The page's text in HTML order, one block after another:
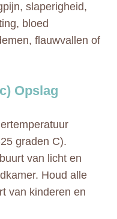
slaperigheid,
bloed
flauwvallen of
Opslag
graden C).
van licht en
Houd alle
van kinderen en